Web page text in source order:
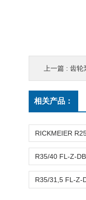
上一篇 : 齿轮
相关产品：